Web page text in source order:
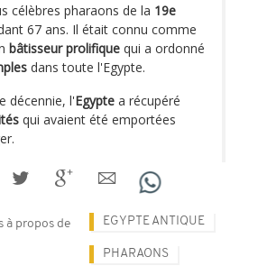
célèbres pharaons de la 19e
67 ans. Il était connu comme
bâtisseur prolifique qui a ordonné
dans toute l'Egypte.
décennie, l'Egypte a récupéré
qui avaient été emportées
à propos de EGYPTE ANTIQUE
PHARAONS